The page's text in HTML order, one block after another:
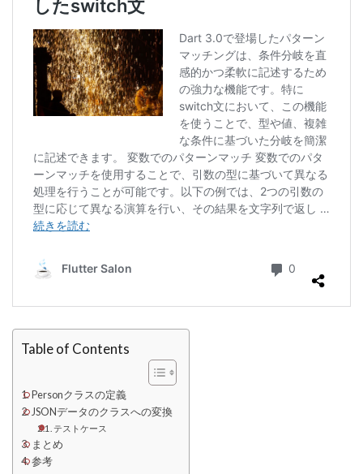
Table of Contents
Personクラスの定義
JSONデータのクラスへの変換
テストケース
まとめ
参考